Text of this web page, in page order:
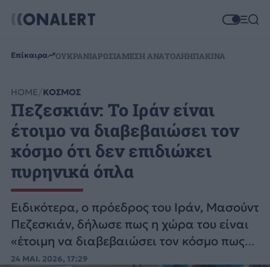
Επίκαιρα ΟΥΚΡΑΝΙΑΡΩΣΙΑΜΕΣΗ ΑΝΑΤΟΛΗΗΠΑΚΙΝΑ
HOME ΚΟΣΜΟΣ
Πεζεσκιάν: Το Ιράν είναι
έτοιμο να διαβεβαιώσει τον
κόσμο ότι δεν επιδιώκει
πυρηνικά όπλα
Ειδικότερα, ο πρόεδρος του Ιράν, Μασούντ
Πεζεσκιάν, δήλωσε πως η χώρα του είναι
«έτοιμη να διαβεβαιώσει τον κόσμο πως
δεν επιδιώκει πυρηνικά όπλα».
24 ΜΑΙ. 2026, 17:29